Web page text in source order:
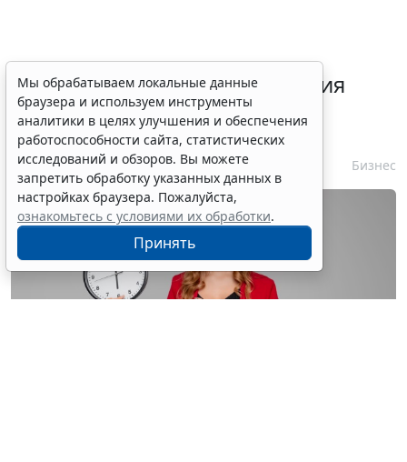
Срок согласования заключения
контракта с единственным
контрагентом сократили
7 августа 2026 16:55 Бизнес
Мы обрабатываем локальные данные
браузера и используем инструменты
аналитики в целях улучшения и обеспечения
работоспособности сайта, статистических
исследований и обзоров. Вы можете
запретить обработку указанных данных в
настройках браузера. Пожалуйста,
ознакомьтесь с условиями их обработки.
Принять